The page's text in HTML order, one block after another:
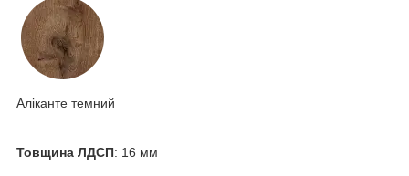
Аліканте темний
Товщина ЛДСП: 16 мм